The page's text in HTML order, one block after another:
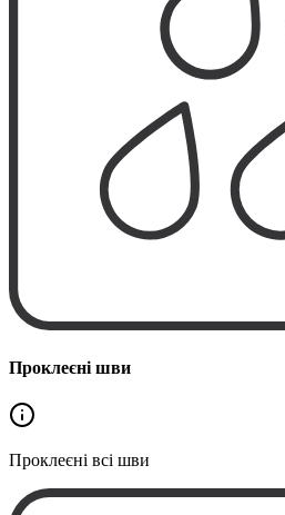
Проклеєні шви
Проклеєні всі шви